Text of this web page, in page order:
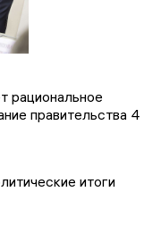
рациональное
правительства 4
итоги